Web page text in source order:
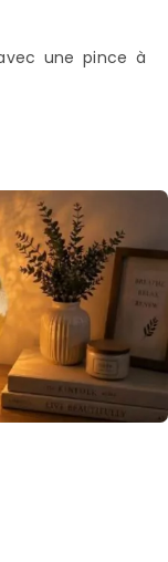
une pince à